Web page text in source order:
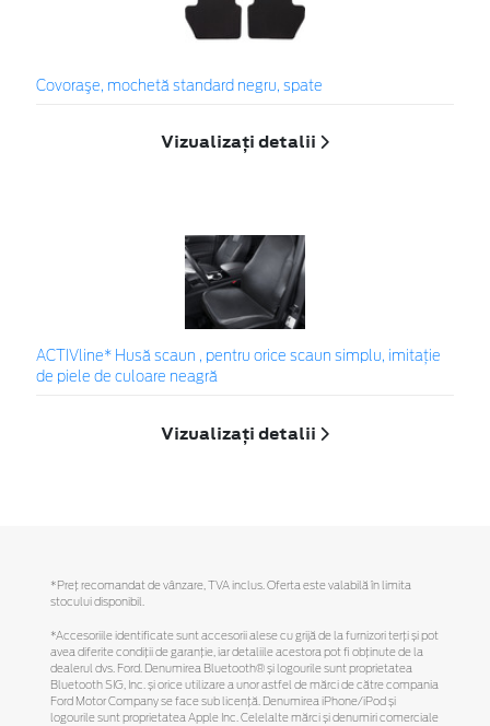
Covoraşe, mochetă standard negru, spate
Vizualizați detalii
ACTIVline* Husă scaun , pentru orice scaun simplu, imitație
de piele de culoare neagră
Vizualizați detalii
*Preţ recomandat de vânzare, TVA inclus. Oferta este valabilă în limita
stocului disponibil.
*Accesoriile identificate sunt accesorii alese cu grijă de la furnizori terți și pot
avea diferite condiții de garanție, iar detaliile acestora pot fi obținute de la
dealerul dvs. Ford. Denumirea Bluetooth® și logourile sunt proprietatea
Bluetooth SIG, Inc. și orice utilizare a unor astfel de mărci de către compania
Ford Motor Company se face sub licență. Denumirea iPhone/iPod și
logourile sunt proprietatea Apple Inc. Celelalte mărci și denumiri comerciale